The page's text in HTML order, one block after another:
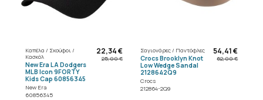
Καπέλα / Σκούφοι /
Κασκόλ
New Era LA Dodgers
MLB Icon 9FORTY
Kids Cap 60856345
New Era
60856345
22,34 €
25,00 €
Σαγιονάρες / Παντόφλες
Crocs Brooklyn Knot
Low Wedge Sandal
2128642Q9
Crocs
212864-2Q9
54,41 €
62,00 €